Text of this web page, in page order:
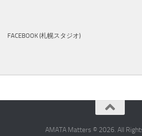
FACEBOOK (札幌スタジオ)
AMATA Matters © 2026. All